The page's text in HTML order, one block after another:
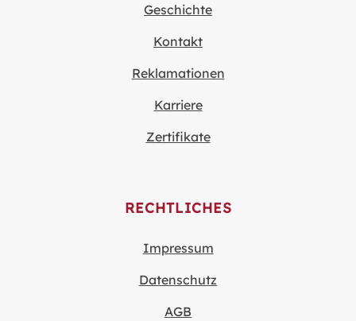
Geschichte
Kontakt
Reklamationen
Karriere
Zertifikate
RECHTLICHES
Impressum
Datenschutz
AGB